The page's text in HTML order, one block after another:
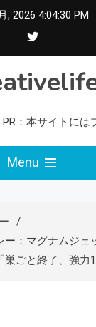
, 2026 4:04:30 PM
PR：本サイトには
Menu
ー：マグナムジェ
ごと終了、強力